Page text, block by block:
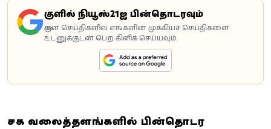
கூகுளில் நியூஸ்21ஐ பின்தொடரவும்
கூகுள் செய்திகளில் எங்களின் முக்கியச் செய்திகளை
உடனுக்குடன் பெற கிளிக் செய்யவும்.
சமூக வலைத்தளங்களில் பின்தொடர